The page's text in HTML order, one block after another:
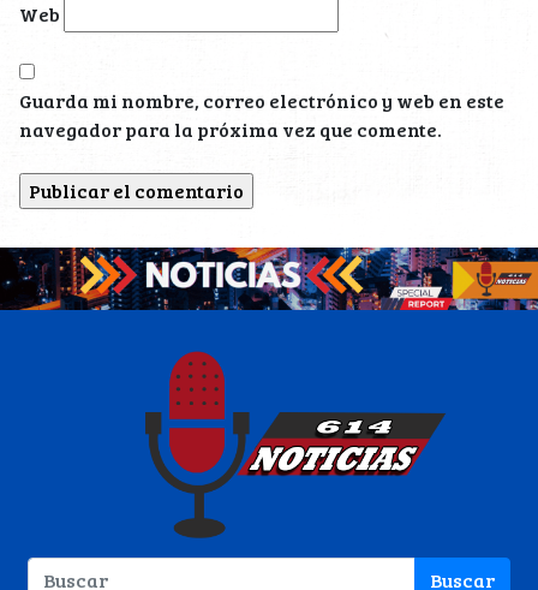
Web
Guarda mi nombre, correo electrónico y web en este
navegador para la próxima vez que comente.